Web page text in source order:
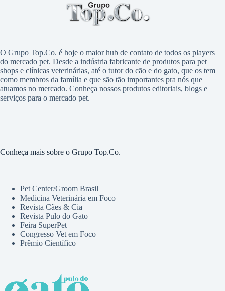
O Grupo Top.Co. é hoje o maior hub de contato de todos os players
do mercado pet. Desde a indústria fabricante de produtos para pet
shops e clínicas veterinárias, até o tutor do cão e do gato, que os tem
como membros da família e que são tão importantes pra nós que
atuamos no mercado. Conheça nossos produtos editoriais, blogs e
serviços para o mercado pet.
Conheça mais sobre o Grupo Top.Co.
Pet Center/Groom Brasil
Medicina Veterinária em Foco
Revista Cães & Cia
Revista Pulo do Gato
Feira SuperPet
Congresso Vet em Foco
Prêmio Científico